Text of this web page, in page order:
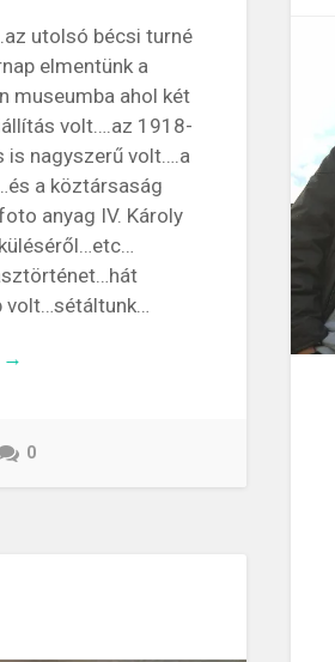
utolsó bécsi turné
elmentünk a
museumba ahol két
volt….az 1918-
nagyszerű volt….a
a köztársaság
anyag IV. Károly
volt…sétáltunk…
→
0